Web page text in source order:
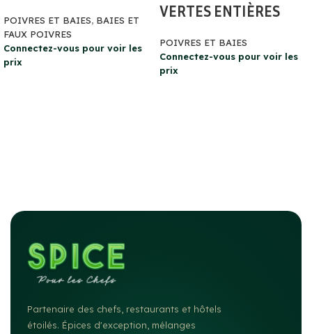
POIVRES ET BAIES, BAIES ET
FAUX POIVRES
Connectez-vous pour voir les
prix
VERTES ENTIÈRES
POIVRES ET BAIES
Connectez-vous pour voir les
prix
Partenaire des chefs, restaurants et hôtels
étoilés. Épices d'exception, mélanges